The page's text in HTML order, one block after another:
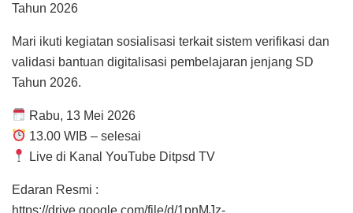
Tahun 2026
Mari ikuti kegiatan sosialisasi terkait sistem verifikasi dan
validasi bantuan digitalisasi pembelajaran jenjang SD
Tahun 2026.
Rabu, 13 Mei 2026
13.00 WIB – selesai
Live di Kanal YouTube Ditpsd TV
Edaran Resmi :
https://drive.google.com/file/d/1pnMJz-